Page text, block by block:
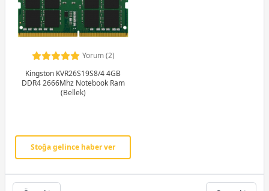
Yorum (2)
Kingston KVR26S19S8/4 4GB
DDR4 2666Mhz Notebook Ram
(Bellek)
Stoğa gelince haber ver